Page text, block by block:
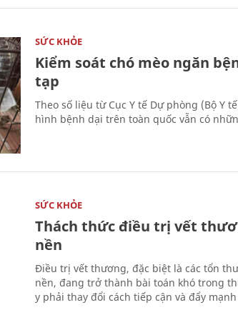
SỨC KHỎE
Kiểm soát chó mèo ngăn
tạp
Theo số liệu từ Cục Y tế Dự phòng (Bộ Y
hình bệnh dại trên toàn quốc vẫn có
SỨC KHỎE
Thách thức điều trị vết
nền
Điều trị vết thương, đặc biệt là các tổn
nền, đang trở thành bài toán khó trong
y phải thay đổi cách tiếp cận và đẩy